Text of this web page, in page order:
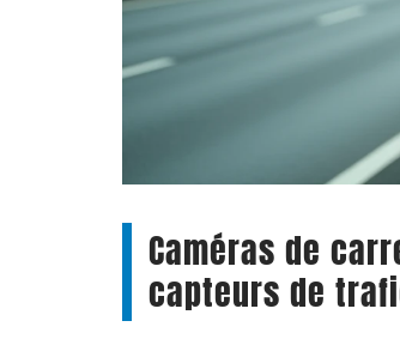
Caméras de
capteurs de